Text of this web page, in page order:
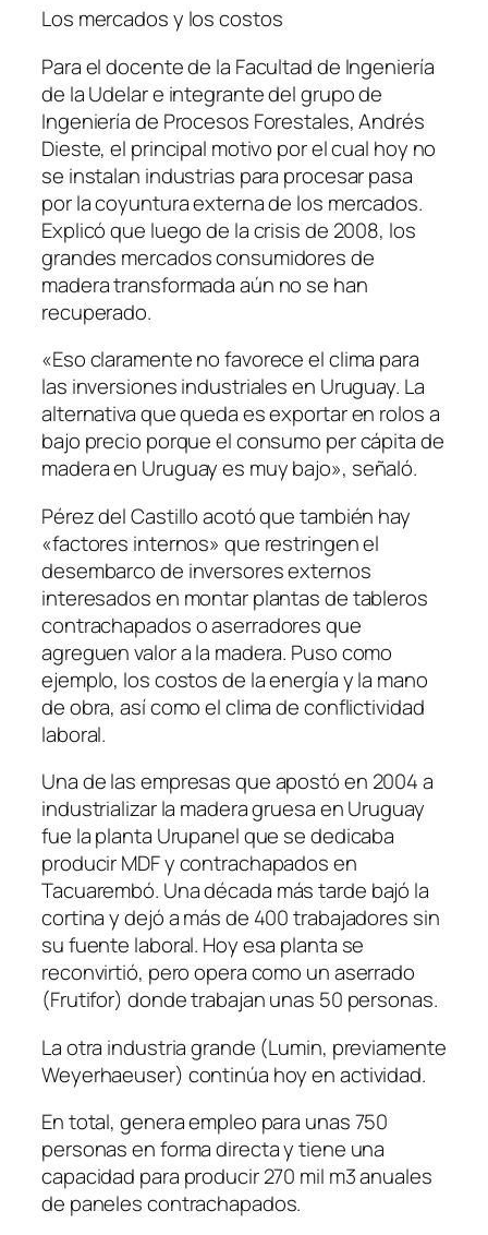
Los mercados y los costos
Para el docente de la Facultad de Ingeniería
de la Udelar e integrante del grupo de
Ingeniería de Procesos Forestales, Andrés
Dieste, el principal motivo por el cual hoy no
se instalan industrias para procesar pasa
por la coyuntura externa de los mercados.
Explicó que luego de la crisis de 2008, los
grandes mercados consumidores de
madera transformada aún no se han
recuperado.
«Eso claramente no favorece el clima para
las inversiones industriales en Uruguay. La
alternativa que queda es exportar en rolos a
bajo precio porque el consumo per cápita de
madera en Uruguay es muy bajo», señaló.
Pérez del Castillo acotó que también hay
«factores internos» que restringen el
desembarco de inversores externos
interesados en montar plantas de tableros
contrachapados o aserradores que
agreguen valor a la madera. Puso como
ejemplo, los costos de la energía y la mano
de obra, así como el clima de conflictividad
laboral.
Una de las empresas que apostó en 2004 a
industrializar la madera gruesa en Uruguay
fue la planta Urupanel que se dedicaba
producir MDF y contrachapados en
Tacuarembó. Una década más tarde bajó la
cortina y dejó a más de 400 trabajadores sin
su fuente laboral. Hoy esa planta se
reconvirtió, pero opera como un aserrado
(Frutifor) donde trabajan unas 50 personas.
La otra industria grande (Lumin, previamente
Weyerhaeuser) continúa hoy en actividad.
En total, genera empleo para unas 750
personas en forma directa y tiene una
capacidad para producir 270 mil m3 anuales
de paneles contrachapados.